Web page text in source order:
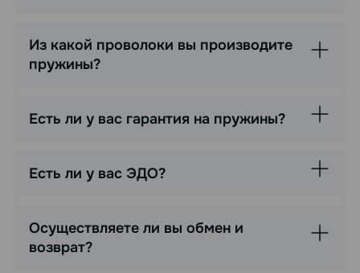
Из какой проволоки вы производите
пружины?
Есть ли у вас гарантия на пружины?
Есть ли у вас ЭДО?
Осуществляете ли вы обмен и
возврат?